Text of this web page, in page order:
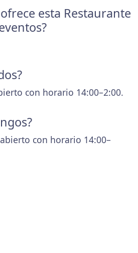
esta Restaurante
con horario 14:00–2:00.
con horario 14:00–